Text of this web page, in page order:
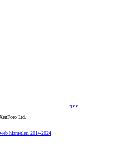
RSS
Ltd.
hizmetleri 2014-2024